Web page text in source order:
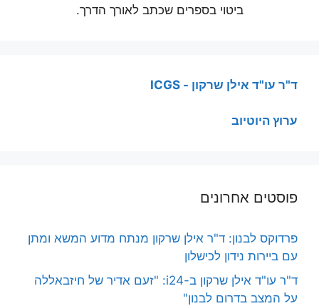
ביטוי בספרים שכתב לאורך הדרך.
ד"ר עו"ד אילן שרקון - ICGS
ערוץ היוטיוב
פוסטים אחרונים
פרדוקס לבנון: ד"ר אילן שרקון מנתח מדוע המשא ומתן
עם ביירות נידון לכישלון
ד"ר עו"ד אילן שרקון ב-i24: "זעם אדיר של חיזבאללה
על המצב בדרום לבנון"